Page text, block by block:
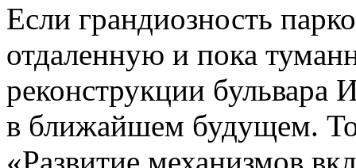
Если грандиозность
отдаленную и пока
реконструкции
в ближайшем будущем.
«Развитие механизмов